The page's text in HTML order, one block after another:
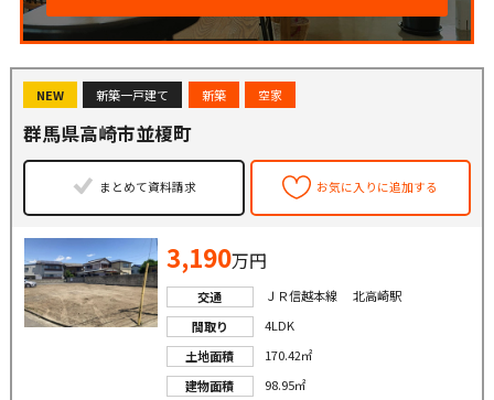
NEW 新築一戸建て 新築 空家
群馬県高崎市並榎町
まとめて資料請求 お気に入りに追加する
3,190万円
交通
ＪＲ信越本線 北高崎駅
間取り
4LDK
土地面積
170.42㎡
建物面積
98.95㎡